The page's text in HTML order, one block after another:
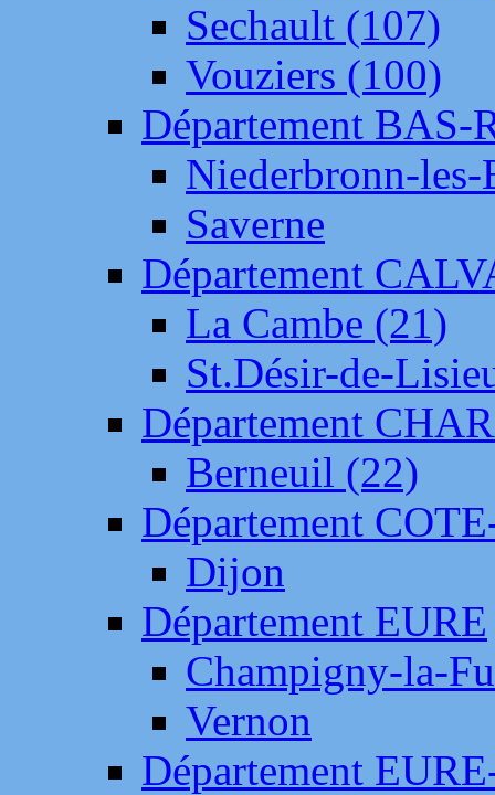
Sechault (107)
Vouziers (100)
Département BAS-
Niederbronn-
Saverne
Département
La Cambe (21)
St.Désir-de-
Département
Berneuil (22)
Département
Dijon
Département EURE
Champigny-la-
Vernon
Département